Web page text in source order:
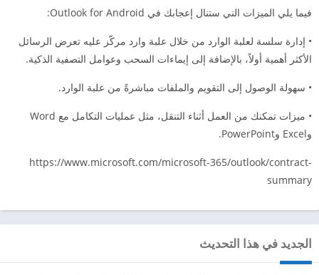
فيما يلي الميزات التي ستنال إعجابك في Outlook for Android:
• إدارة سلسة لعلبة الوارد من خلال علبة وارد مركّز عليه تعرض الرسائل
الأكثر أهمية أولاً، بالإضافة إلى إيماءات السحب وعوامل التصفية الذكية.
• سهولة الوصول إلى التقويم والملفات مباشرةً من علبة الوارد.
• ميزات تمكنك من العمل أثناء التنقل، مثل عمليات التكامل مع Word
وExcel وPowerPoint.
https://www.microsoft.com/microsoft-365/outlook/contract-
summary
الجديد في هذا التحديث